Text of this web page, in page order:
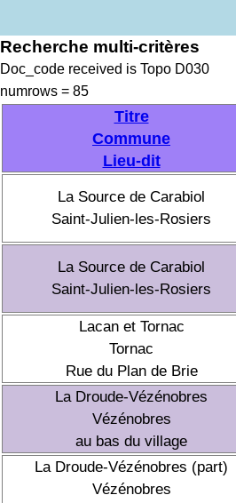
Documents source
Recherche multi-critères
Doc_code received is Topo D030
numrows = 85
Titre
Commune
Lieu-dit
La Source de Carabiol
Saint-Julien-les-Rosiers
La Source de Carabiol
Saint-Julien-les-Rosiers
Lacan et Tornac
Tornac
Rue du Plan de Brie
La Droude-Vézénobres
Vézénobres
au bas du village
La Droude-Vézénobres (part)
Vézénobres